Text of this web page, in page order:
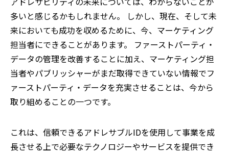
多いと感じるかもしれません。 しかし、現在、そして未
来においても成功を収めるために、今、マーケティング
担当者にできることがあります。 ファーストパーティ・
データの管理を改善することに加え、マーケティング担
当者やパブリッシャーがまだ取得できていない情報でフ
ァーストパーティ・データを充実させることは、今から
取り組めることの一つです。
これは、信頼できるアドレサブルIDを使用して事業を成
長させる上で必要なテクノロジーやサービスを提供でき